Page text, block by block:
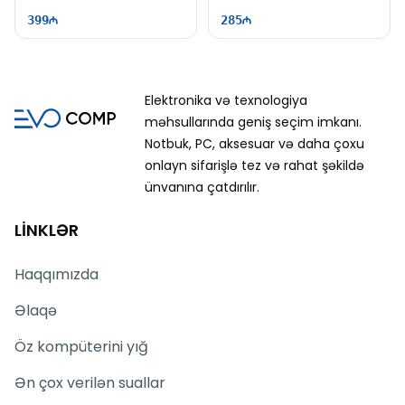
399 285
Elektronika və texnologiya
məhsullarında geniş seçim imkanı.
Notbuk, PC, aksesuar və daha çoxu
onlayn sifarişlə tez və rahat şəkildə
ünvanına çatdırılır.
LİNKLƏR
Haqqımızda
Əlaqə
Öz kompüterini yığ
Ən çox verilən suallar